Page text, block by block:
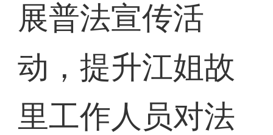
展普法宣传活
动，提升江姐故
里工作人员对法